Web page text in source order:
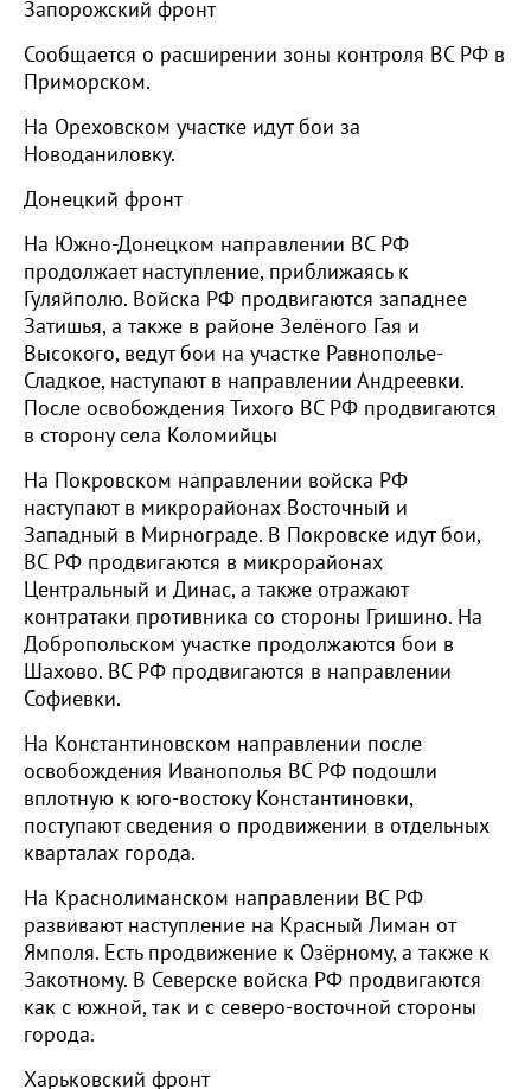
Запорожский фронт
Сообщается о расширении зоны контроля ВС РФ в
Приморском.
На Ореховском участке идут бои за
Новоданиловку.
Донецкий фронт
На Южно-Донецком направлении ВС РФ
продолжает наступление, приближаясь к
Гуляйполю. Войска РФ продвигаются западнее
Затишья, а также в районе Зелёного Гая и
Высокого, ведут бои на участке Равнополье-
Сладкое, наступают в направлении Андреевки.
После освобождения Тихого ВС РФ продвигаются
в сторону села Коломийцы
На Покровском направлении войска РФ
наступают в микрорайонах Восточный и
Западный в Мирнограде. В Покровске идут бои,
ВС РФ продвигаются в микрорайонах
Центральный и Динас, а также отражают
контратаки противника со стороны Гришино. На
Добропольском участке продолжаются бои в
Шахово. ВС РФ продвигаются в направлении
Софиевки.
На Константиновском направлении после
освобождения Иванополья ВС РФ подошли
вплотную к юго-востоку Константиновки,
поступают сведения о продвижении в отдельных
кварталах города.
На Краснолиманском направлении ВС РФ
развивают наступление на Красный Лиман от
Ямполя. Есть продвижение к Озёрному, а также к
Закотному. В Северске войска РФ продвигаются
как с южной, так и с северо-восточной стороны
города.
Харьковский фронт